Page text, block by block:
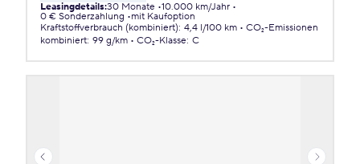
Leasingdetails:30 Monate 10.000 km/Jahr
0 € Sonderzahlung
mit Kaufoption
Kraftstoffverbrauch (kombiniert): 4,4 l/100 km
CO₂-Emissionen
kombiniert: 99 g/km CO₂-Klasse: C